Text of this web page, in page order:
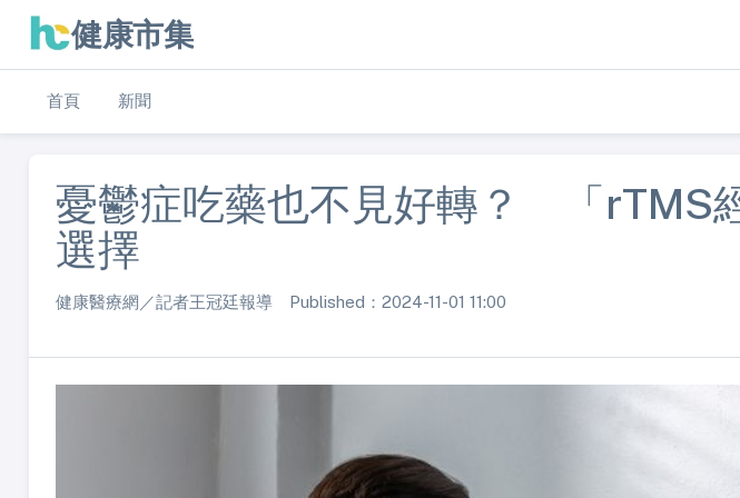
健康市集
首頁 新聞
憂鬱症吃藥也不見好轉？ 「rTMS
選擇
健康醫療網／記者王冠廷報導 Published：2024-11-01 11:00